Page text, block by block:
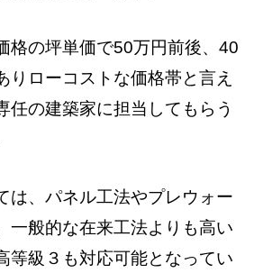
格の坪単価で50万円前後、40
りローコストな価格帯と言え
任の建築家に担当してもらう
は、パネル工法やプレウォー
一般的な在来工法よりも高い
等級３も対応可能となってい